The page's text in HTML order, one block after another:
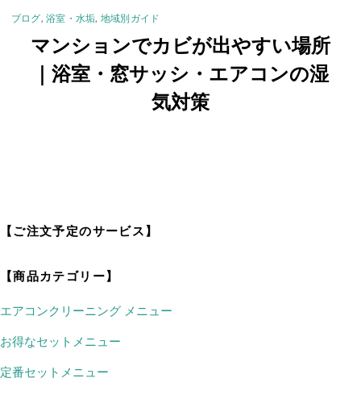
ブログ,浴室・水垢, 地域別ガイド
マンションでカビが出やすい場所
｜浴室・窓サッシ・エアコンの湿
気対策
【ご注文予定のサービス】
【商品カテゴリー】
エアコンクリーニング メニュー
お得なセットメニュー
定番セットメニュー